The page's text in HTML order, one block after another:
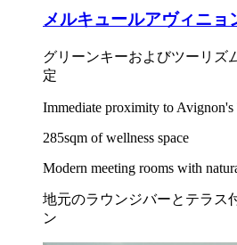
メルキュールアヴィニ
グリーンキーおよびツーリズ
定
Immediate proximity to
285sqm of wellness space
Modern meeting rooms with
地元のラウンジバーとテラス
ン